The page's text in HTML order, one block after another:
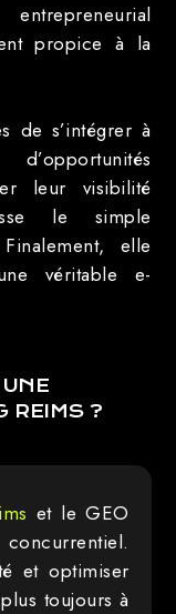
propice à la
de s’intégrer à
leur visibilité
le simple
elle
véritable e-
REIMS ?
et le GEO
et optimiser
toujours à